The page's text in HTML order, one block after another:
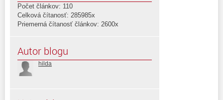
Počet článkov: 110
Celková čítanosť: 285985x
Priemerná čítanosť článkov: 2600x
Autor blogu
hilda